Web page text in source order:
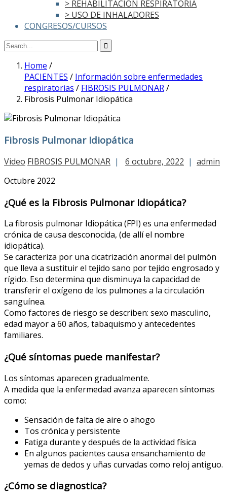
> REHABILITACIÓN RESPIRATORIA
> USO DE INHALADORES
CONGRESOS/CURSOS
Home /
PACIENTES / Información sobre enfermedades
respiratorias / FIBROSIS PULMONAR/
Fibrosis Pulmonar Idiopática
Fibrosis Pulmonar Idiopática
Video FIBROSIS PULMONAR | 6 octubre, 2022 | admin
Octubre 2022
¿Qué es la Fibrosis Pulmonar Idiopática?
La fibrosis pulmonar Idiopática (FPI) es una enfermedad
crónica de causa desconocida, (de allí el nombre
idiopática).
Se caracteriza por una cicatrización anormal del pulmón
que lleva a sustituir el tejido sano por tejido engrosado y
rígido. Eso determina que disminuya la capacidad de
transferir el oxígeno de los pulmones a la circulación
sanguínea.
Como factores de riesgo se describen: sexo masculino,
edad mayor a 60 años, tabaquismo y antecedentes
familiares.
¿Qué síntomas puede manifestar?
Los síntomas aparecen gradualmente.
A medida que la enfermedad avanza aparecen síntomas
como:
Sensación de falta de aire o ahogo
Tos crónica y persistente
Fatiga durante y después de la actividad física
En algunos pacientes causa ensanchamiento de
yemas de dedos y uñas curvadas como reloj antiguo.
¿Cómo se diagnostica?